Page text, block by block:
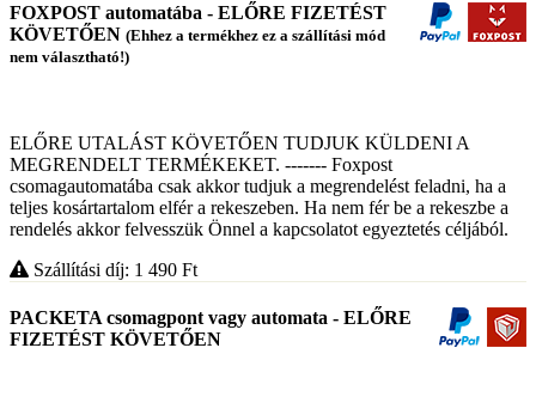
FOXPOST automatába - ELŐRE FIZETÉST
KÖVETŐEN (Ehhez a termékhez ez a szállítási mód
nem választható!)
ELŐRE UTALÁST KÖVETŐEN TUDJUK KÜLDENI A
MEGRENDELT TERMÉKEKET. ------- Foxpost
csomagautomatába csak akkor tudjuk a megrendelést feladni, ha a
teljes kosártartalom elfér a rekeszeben. Ha nem fér be a rekeszbe a
rendelés akkor felvesszük Önnel a kapcsolatot egyeztetés céljából.
Szállítási díj: 1 490 Ft
PACKETA csomagpont vagy automata - ELŐRE
FIZETÉST KÖVETŐEN